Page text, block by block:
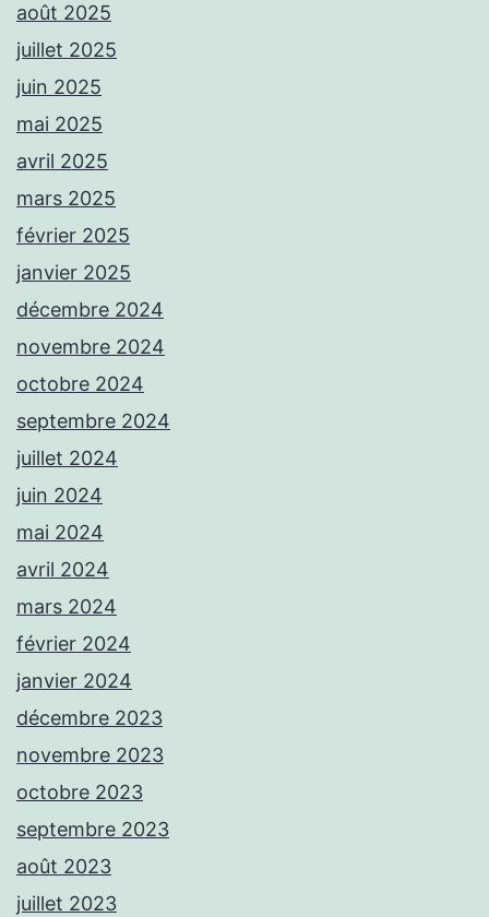
août 2025
juillet 2025
juin 2025
mai 2025
avril 2025
mars 2025
février 2025
janvier 2025
décembre 2024
novembre 2024
octobre 2024
septembre 2024
juillet 2024
juin 2024
mai 2024
avril 2024
mars 2024
février 2024
janvier 2024
décembre 2023
novembre 2023
octobre 2023
septembre 2023
août 2023
juillet 2023